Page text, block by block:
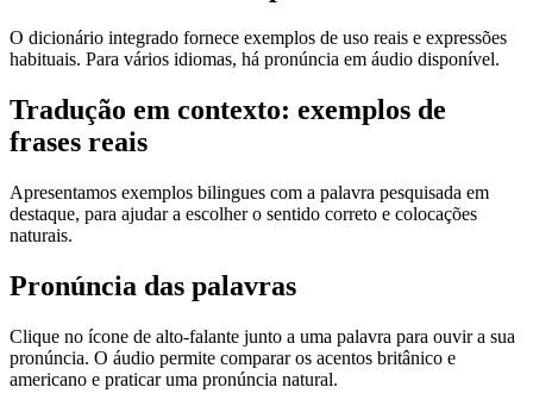
O dicionário integrado fornece exemplos de uso reais e expressões
habituais. Para vários idiomas, há pronúncia em áudio disponível.
Tradução em contexto: exemplos de
frases reais
Apresentamos exemplos bilingues com a palavra pesquisada em
destaque, para ajudar a escolher o sentido correto e colocações
naturais.
Pronúncia das palavras
Clique no ícone de alto-falante junto a uma palavra para ouvir a sua
pronúncia. O áudio permite comparar os acentos britânico e
americano e praticar uma pronúncia natural.